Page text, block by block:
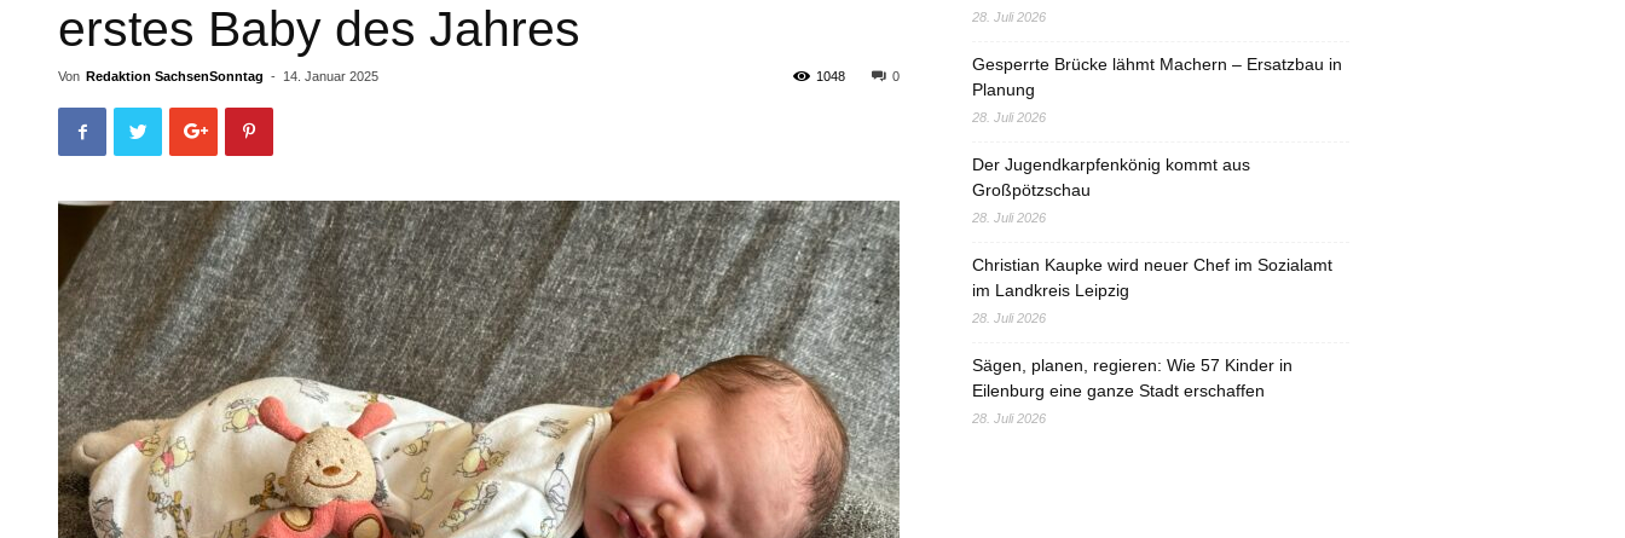
erstes Baby des Jahres
Von Redaktion SachsenSonntag - 14. Januar 2025 0
1048
28. Juli 2026
Gesperrte Brücke lähmt Machern – Ersatzbau in
Planung
28. Juli 2026
Der Jugendkarpfenkönig kommt aus
Großpötzschau
28. Juli 2026
Christian Kaupke wird neuer Chef im Sozialamt
im Landkreis Leipzig
28. Juli 2026
Sägen, planen, regieren: Wie 57 Kinder in
Eilenburg eine ganze Stadt erschaffen
28. Juli 2026